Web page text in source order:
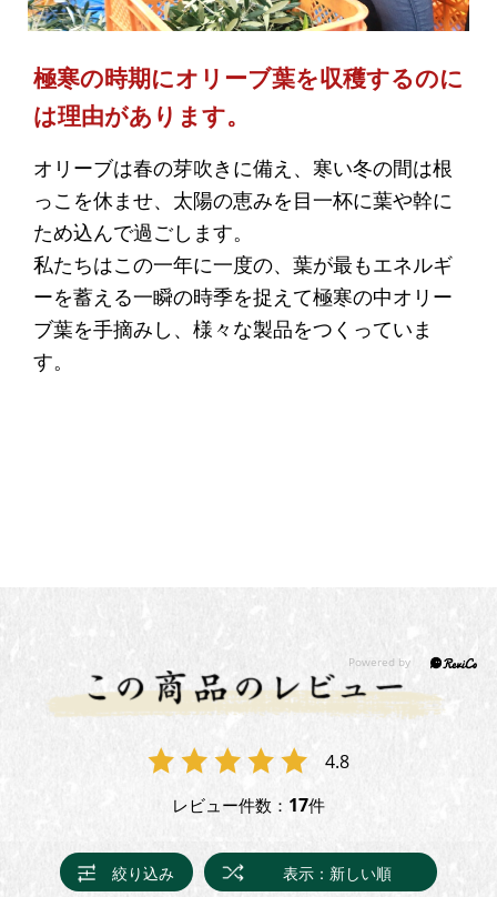
極寒の時期にオリーブ葉を収穫するのに
は理由があります。
オリーブは春の芽吹きに備え、寒い冬の間は根
っこを休ませ、太陽の恵みを目一杯に葉や幹に
ため込んで過ごします。
私たちはこの一年に一度の、葉が最もエネルギ
ーを蓄える一瞬の時季を捉えて極寒の中オリー
ブ葉を手摘みし、様々な製品をつくっていま
す。
4.8
レビュー件数： 17件
絞り込み 表示：新しい順